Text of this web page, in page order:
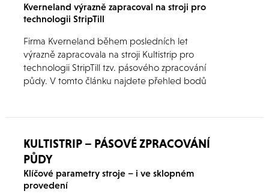
Kverneland výrazně zapracoval na stroji pro
technologii StripTill
Firma Kverneland během posledních let
výrazně zapracovala na stroji Kultistrip pro
technologii StripTill tzv. pásového zpracování
půdy. V tomto článku najdete přehled bodů
KULTISTRIP – PÁSOVÉ ZPRACOVÁNÍ
PŮDY
Klíčové parametry stroje – i ve sklopném
provedení